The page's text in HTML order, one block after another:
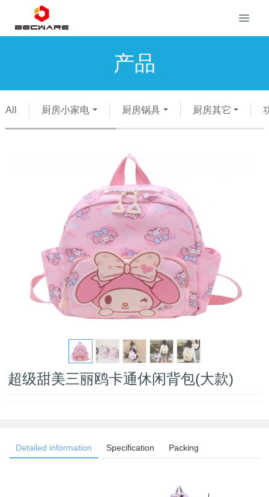
产品
All 厨房小家电 厨房锅具 厨房其它
超级甜美三丽鸥卡通休闲背包(大款)
Detailed information Specification Packing